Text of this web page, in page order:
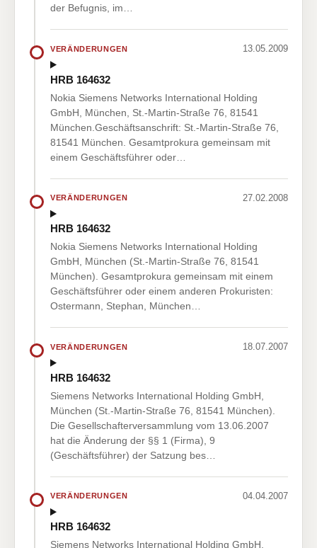
der Befugnis, im…
VERÄNDERUNGEN 13.05.2009
HRB 164632
Nokia Siemens Networks International Holding
GmbH, München, St.-Martin-Straße 76, 81541
München.Geschäftsanschrift: St.-Martin-Straße 76,
81541 München. Gesamtprokura gemeinsam mit
einem Geschäftsführer oder…
VERÄNDERUNGEN 27.02.2008
HRB 164632
Nokia Siemens Networks International Holding
GmbH, München (St.-Martin-Straße 76, 81541
München). Gesamtprokura gemeinsam mit einem
Geschäftsführer oder einem anderen Prokuristen:
Ostermann, Stephan, München…
VERÄNDERUNGEN 18.07.2007
HRB 164632
Siemens Networks International Holding GmbH,
München (St.-Martin-Straße 76, 81541 München).
Die Gesellschafterversammlung vom 13.06.2007
hat die Änderung der §§ 1 (Firma), 9
(Geschäftsführer) der Satzung bes…
VERÄNDERUNGEN 04.04.2007
HRB 164632
Siemens Networks International Holding GmbH,